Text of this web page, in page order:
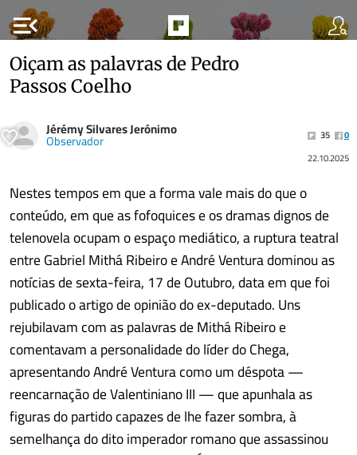
menu_open
Oiçam as palavras de Pedro
Passos Coelho
Jérémy Silvares Jerónimo
Observador 35
0
22.10.2025
Nestes tempos em que a forma vale mais do que o
conteúdo, em que as fofoquices e os dramas dignos de
telenovela ocupam o espaço mediático, a ruptura teatral
entre Gabriel Mithá Ribeiro e André Ventura dominou as
notícias de sexta-feira, 17 de Outubro, data em que foi
publicado o artigo de opinião do ex-deputado. Uns
rejubilavam com as palavras de Mithá Ribeiro e
comentavam a personalidade do líder do Chega,
apresentando André Ventura como um déspota —
reencarnação de Valentiniano III — que apunhala as
figuras do partido capazes de lhe fazer sombra, à
semelhança do dito imperador romano que assassinou